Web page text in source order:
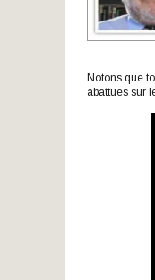
Notons que
abattues sur